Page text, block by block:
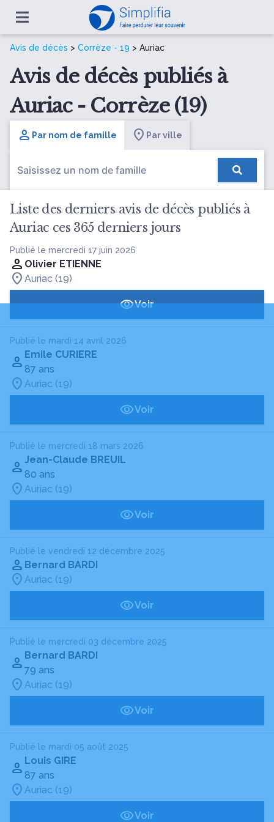
Avis de décès > Corrèze - 19 > Auriac
Avis de décès publiés à
Auriac - Corrèze (19)
Par nom de famille Par ville
Liste des derniers avis de décès publiés à
Auriac ces 365 derniers jours
Publié le mercredi 17 juin 2026
Olivier ETIENNE
Auriac (19)
Voir
Publié le mardi 14 avril 2026
Emile CURIERE
87 ans
Auriac (19)
Voir
Publié le mercredi 18 mars 2026
Jean-Claude BREUIL
80 ans
Auriac (19)
Voir
Publié le vendredi 12 décembre 2025
Bernard BARDI
Auriac (19)
Voir
Publié le mercredi 03 décembre 2025
Bernard BARDI
79 ans
Auriac (19)
Voir
Publié le mardi 05 août 2025
Louis GIRE
87 ans
Auriac (19)
Voir